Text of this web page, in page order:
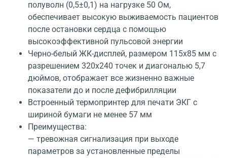
полуволн (0,5±0,1) на нагрузке 50 Ом,
обеспечивает высокую выживаемость пациентов
после остановки сердца с помощью
высокоэффективной пульсовой энергии
Черно-белый ЖК-дисплей, размером 115x85 мм с
разрешением 320x240 точек и диагональю 5,7
дюймов, отображает все жизненно важные
показатели до и после дефибрилляции
Встроенный термопринтер для печати ЭКГ с
шириной бумаги не менее 57 мм
Преимущества:
— тревожная сигнализация при выходе
параметров за установленные пределы